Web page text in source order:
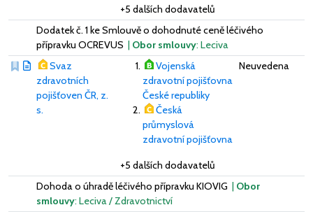
+5 dalších dodavatelů
Dodatek č. 1 ke Smlouvě o dohodnuté ceně léčivého
přípravku OCREVUS | Obor smlouvy: Leciva
Svaz
zdravotních
pojišťoven ČR, z.
s.
Vojenská
zdravotní pojišťovna
České republiky
Česká
průmyslová
zdravotní pojišťovna
+5 dalších dodavatelů
Neuvedena
Dohoda o úhradě léčivého přípravku KIOVIG | Obor
smlouvy: Leciva / Zdravotnictví